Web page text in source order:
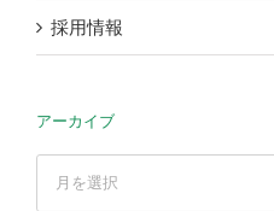
採用情報
アーカイブ